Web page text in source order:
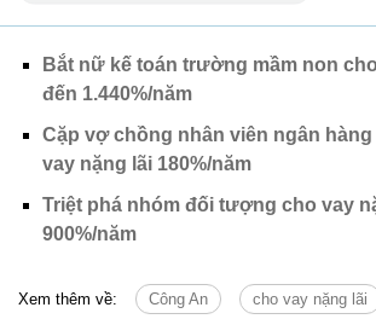
Bắt nữ kế toán trường mầm non
đến 1.440%/năm
Cặp vợ chồng nhân viên ngân hàng
vay nặng lãi 180%/năm
Triệt phá nhóm đối tượng cho vay
900%/năm
Xem thêm về: Công An cho vay nặng lãi